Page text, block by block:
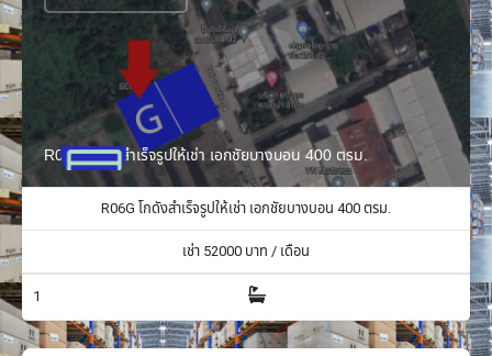
R06G โกดังสำเร็จรูปให้เช่า เอกชัยบางบอน 400 ตรม.
R06G โกดังสำเร็จรูปให้เช่า เอกชัยบางบอน 400 ตรม.
เช่า 52000 บาท / เดือน
1